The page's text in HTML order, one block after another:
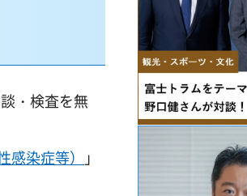
・検査を無
染症等）
」